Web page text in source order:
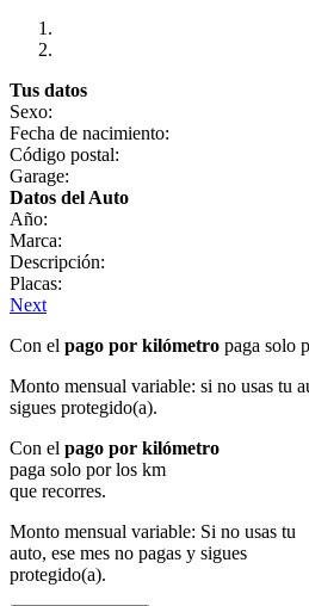
Tus datos
Sexo:
Fecha de nacimiento:
Código postal:
Garage:
Datos del Auto
Año:
Marca:
Descripción:
Placas:
Next
Con el pago por kilómetro paga solo
Monto mensual variable: si no usas tu
sigues protegido(a).
Con el pago por kilómetro
paga solo por los km
que recorres.
Monto mensual variable: Si no usas tu
auto, ese mes no pagas y sigues
protegido(a).